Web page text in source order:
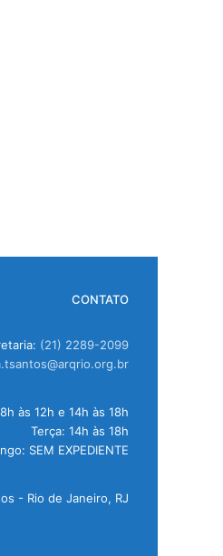
CONTATO
(21) 2289-2099
às 12h e 14h às 18h
Terça: 14h às 18h
SEM EXPEDIENTE
- Rio de Janeiro, RJ